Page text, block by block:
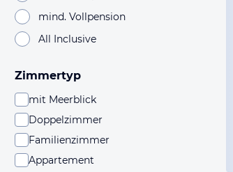
mind. Vollpension
All Inclusive
Zimmertyp
mit Meerblick
Doppelzimmer
Familienzimmer
Appartement